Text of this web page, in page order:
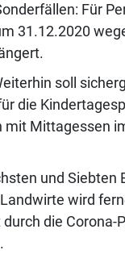
Für
31.12.2020
soll
die
mit Mittagessen
und Siebten
wird
die Corona-